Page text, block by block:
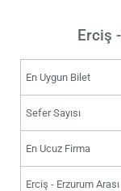
Erciş
En Uygun Bilet
Sefer Sayısı
En Ucuz Firma
Erciş - Erzurum